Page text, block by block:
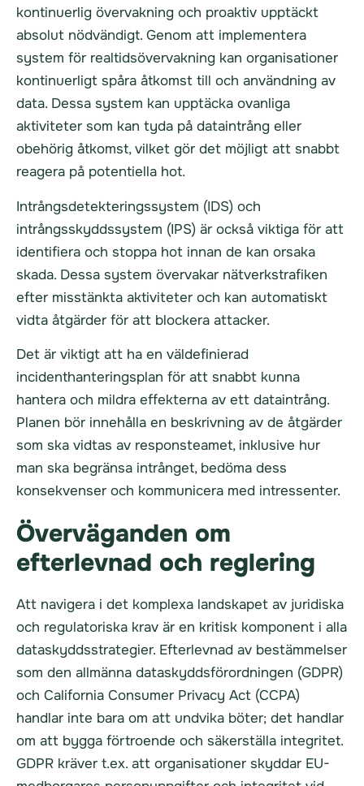
kontinuerlig övervakning och proaktiv upptäckt
absolut nödvändigt. Genom att implementera
system för realtidsövervakning kan organisationer
kontinuerligt spåra åtkomst till och användning av
data. Dessa system kan upptäcka ovanliga
aktiviteter som kan tyda på dataintrång eller
obehörig åtkomst, vilket gör det möjligt att snabbt
reagera på potentiella hot.
Intrångsdetekteringssystem (IDS) och
intrångsskyddssystem (IPS) är också viktiga för att
identifiera och stoppa hot innan de kan orsaka
skada. Dessa system övervakar nätverkstrafiken
efter misstänkta aktiviteter och kan automatiskt
vidta åtgärder för att blockera attacker.
Det är viktigt att ha en väldefinierad
incidenthanteringsplan för att snabbt kunna
hantera och mildra effekterna av ett dataintrång.
Planen bör innehålla en beskrivning av de åtgärder
som ska vidtas av responsteamet, inklusive hur
man ska begränsa intrånget, bedöma dess
konsekvenser och kommunicera med intressenter.
Överväganden om
efterlevnad och reglering
Att navigera i det komplexa landskapet av juridiska
och regulatoriska krav är en kritisk komponent i alla
dataskyddsstrategier. Efterlevnad av bestämmelser
som den allmänna dataskyddsförordningen (GDPR)
och California Consumer Privacy Act (CCPA)
handlar inte bara om att undvika böter; det handlar
om att bygga förtroende och säkerställa integritet.
GDPR kräver t.ex. att organisationer skyddar EU-